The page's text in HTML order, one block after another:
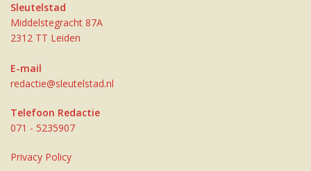
Sleutelstad
Middelstegracht 87A
2312 TT Leiden
E-mail
redactie@sleutelstad.nl
Telefoon Redactie
071 - 5235907
Privacy Policy